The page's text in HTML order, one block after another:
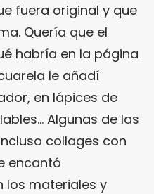
fuera original y que
Quería que el
habría en la página
le añadí
en lápices de
Algunas de las
collages con
encantó
los materiales y